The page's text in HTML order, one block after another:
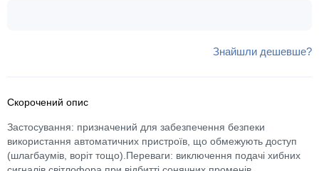
Знайшли дешевше?
Скорочений опис
Застосування: призначений для забезпечення безпеки
використання автоматичних пристроїв, що обмежують доступ
(шлагбаумів, воріт тощо).Переваги: ​​виключення подачі хибних